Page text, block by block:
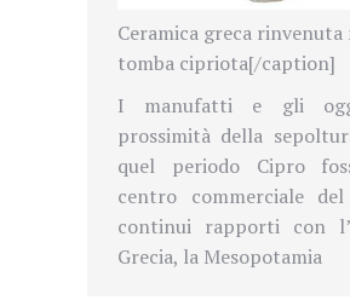
Ceramica greca
tomba cipriota[/caption]
I manufatti e gli
prossimità della
quel periodo Cipro
centro commerciale
continui rapporti con
Grecia, la Mesopotamia